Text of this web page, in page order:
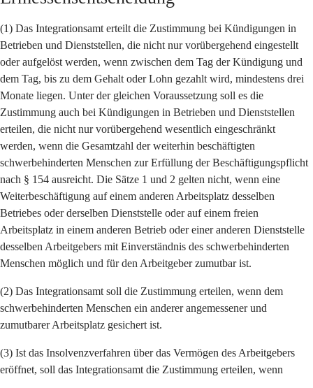
(1) Das Integrationsamt erteilt die Zustimmung bei Kündigungen in
Betrieben und Dienststellen, die nicht nur vorübergehend eingestellt
oder aufgelöst werden, wenn zwischen dem Tag der Kündigung und
dem Tag, bis zu dem Gehalt oder Lohn gezahlt wird, mindestens drei
Monate liegen. Unter der gleichen Voraussetzung soll es die
Zustimmung auch bei Kündigungen in Betrieben und Dienststellen
erteilen, die nicht nur vorübergehend wesentlich eingeschränkt
werden, wenn die Gesamtzahl der weiterhin beschäftigten
schwerbehinderten Menschen zur Erfüllung der Beschäftigungspflicht
nach § 154 ausreicht. Die Sätze 1 und 2 gelten nicht, wenn eine
Weiterbeschäftigung auf einem anderen Arbeitsplatz desselben
Betriebes oder derselben Dienststelle oder auf einem freien
Arbeitsplatz in einem anderen Betrieb oder einer anderen Dienststelle
desselben Arbeitgebers mit Einverständnis des schwerbehinderten
Menschen möglich und für den Arbeitgeber zumutbar ist.
(2) Das Integrationsamt soll die Zustimmung erteilen, wenn dem
schwerbehinderten Menschen ein anderer angemessener und
zumutbarer Arbeitsplatz gesichert ist.
(3) Ist das Insolvenzverfahren über das Vermögen des Arbeitgebers
eröffnet, soll das Integrationsamt die Zustimmung erteilen, wenn